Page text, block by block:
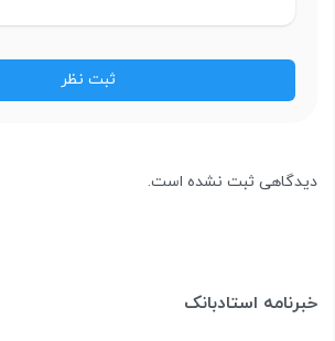
دیدگاهی ثبت نشده است.
خبرنامه استادبانک